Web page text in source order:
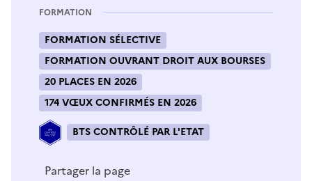
FORMATION
FORMATION SÉLECTIVE
FORMATION OUVRANT DROIT AUX BOURSES
20 PLACES EN 2026
174 VŒUX CONFIRMÉS EN 2026
BTS CONTRÔLÉ PAR L'ETAT
Partager la page